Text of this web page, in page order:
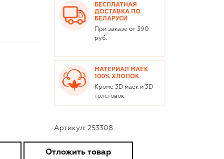
БЕСПЛАТНАЯ
ДОСТАВКА ПО
БЕЛАРУСИ
При заказе от 390
руб.
МАТЕРИАЛ МАЕК
100% ХЛОПОК
Кроме 3D маек и 3D
толстовок
Артикул: 253308
Отложить товар